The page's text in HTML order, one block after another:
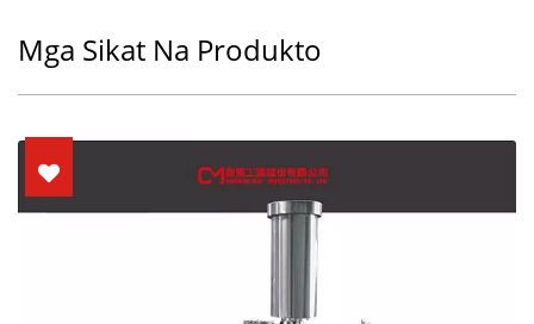
Mga Sikat Na Produkto